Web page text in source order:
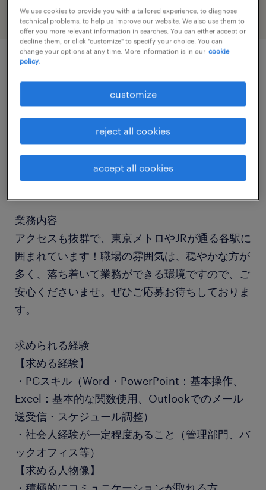
job details
一般事務
業務内容
アクセスも抜群で、東京メトロやJRが通る各駅に
囲まれています！職場の雰囲気は、穏やかな方が
多く、落ち着いて業務ができる環境ですので、ご
安心くださいませ。ぜひご応募お待ちしておりま
す。
求められる経験
【求める経験】
・PCスキル（Word・PowerPoint：基本操作、
Excel：基本的な関数使用、Outlookでのメール
送受信・スケジュール調整）
・社会人経験が一定程度あること（管理部門、バ
ックオフィス等）
【求める人物像】
We use cookies to provide you with a tailored experience, to diagnose
technical problems, to help us improve our website. We also use them to
offer you more relevant information in searches. You can either accept or
decline them, or click "customize" to specify your choice. You can
change your options at any time. More information is in our cookie
policy.
customize
reject all cookies
accept all cookies